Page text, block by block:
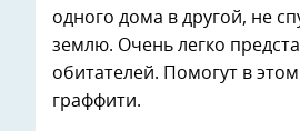
одного дома в другой, не
землю. Очень легко
обитателей. Помогут в
граффити.